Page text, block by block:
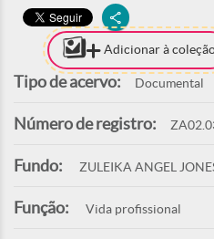
Adicionar à
Tipo de acervo: Documental
Número de registro:
Fundo: ZULEIKA ANGEL
Função: Vida profissional